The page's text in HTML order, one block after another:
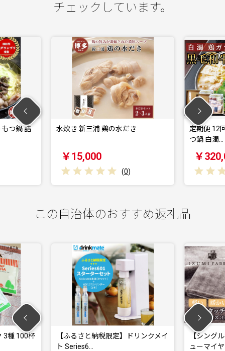
チェックしています。
詰 水炊き 新三浦 鶏の水だき
￥15,000
( 0)
定期便 12回 【
つ鍋 白濁…
￥320,000
この自治体のおすすめ返礼品
種 100杯
【ふるさと納税限定】ドリンクメイ
ト Series6…
【シングル
ューマイヤ